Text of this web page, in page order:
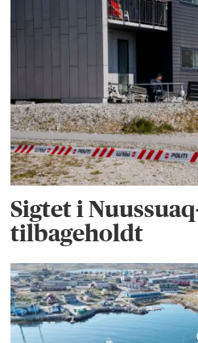
Sigtet i
tilbageholdt